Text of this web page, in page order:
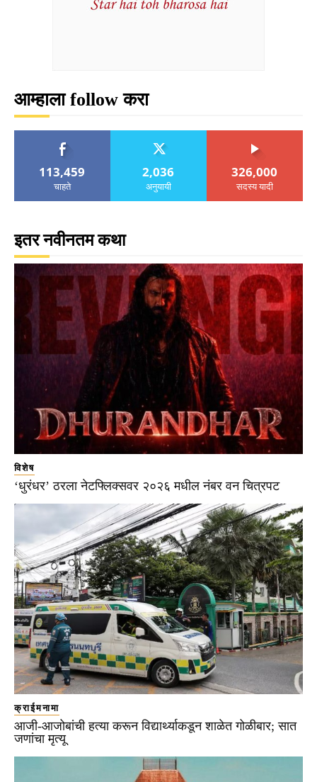
आम्हाला follow करा
113,459
चाहते
2,036
अनुयायी
326,000
सदस्य यादी
इतर नवीनतम कथा
विशेष
‘धुरंधर’ ठरला नेटफ्लिक्सवर २०२६ मधील नंबर वन चित्रपट
क्राईमनामा
आजी-आजोबांची हत्या करून विद्यार्थ्याकडून शाळेत गोळीबार; सात
जणांचा मृत्यू